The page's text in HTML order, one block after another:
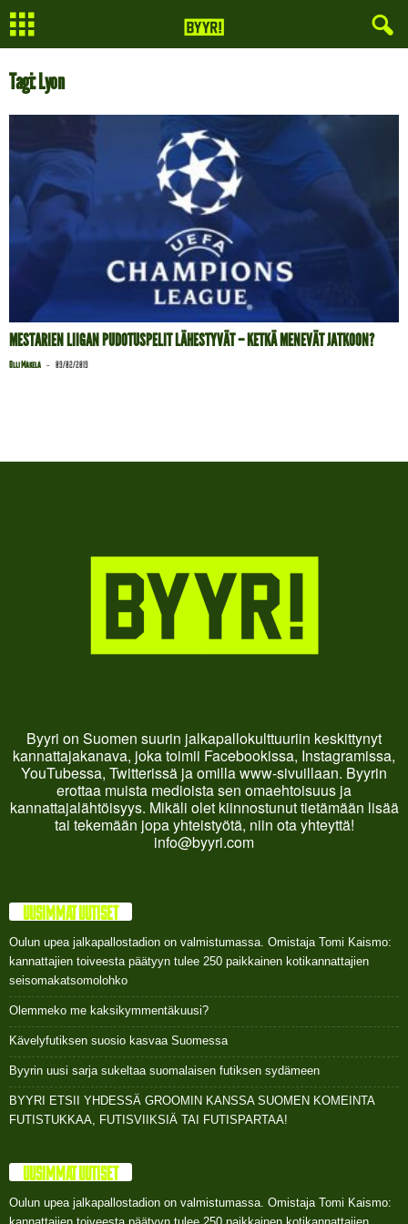
Tagi: Lyon
MESTARIEN LIIGAN PUDOTUSPELIT LÄHESTYVÄT – KETKÄ MENEVÄT JATKOON?
Olli Mäkelä - 09/02/2019
Byyri on Suomen suurin jalkapallokulttuuriin keskittynyt
kannattajakanava, joka toimii Facebookissa, Instagramissa,
YouTubessa, Twitterissä ja omilla www-sivuillaan. Byyrin
erottaa muista medioista sen omaehtoisuus ja
kannattajalähtöisyys. Mikäli olet kiinnostunut tietämään lisää
tai tekemään jopa yhteistyötä, niin ota yhteyttä!
info@byyri.com
UUSIMMAT UUTISET
Oulun upea jalkapallostadion on valmistumassa. Omistaja Tomi Kaismo:
kannattajien toiveesta päätyyn tulee 250 paikkainen kotikannattajien
seisomakatsomolohko
Olemmeko me kaksikymmentäkuusi?
Kävelyfutiksen suosio kasvaa Suomessa
Byyrin uusi sarja sukeltaa suomalaisen futiksen sydämeen
BYYRI ETSII YHDESSÄ GROOMIN KANSSA SUOMEN KOMEINTA
FUTISTUKKAA, FUTISVIIKSIÄ TAI FUTISPARTAA!
UUSIMMAT UUTISET
Oulun upea jalkapallostadion on valmistumassa. Omistaja Tomi Kaismo: